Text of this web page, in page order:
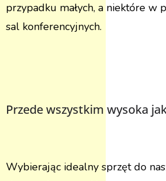
przypadku małych, a niektóre w
sal konferencyjnych.
Przede wszystkim wysoka
Wybierając idealny sprzęt do